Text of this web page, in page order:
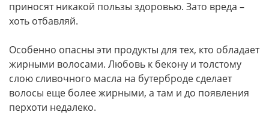
приносят никакой пользы здоровью. Зато вреда –
хоть отбавляй.
Особенно опасны эти продукты для тех, кто обладает
жирными волосами. Любовь к бекону и толстому
слою сливочного масла на бутерброде сделает
волосы еще более жирными, а там и до появления
перхоти недалеко.